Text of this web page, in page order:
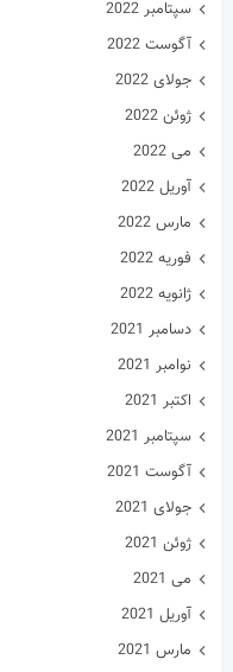
سپتامبر 2022
آگوست 2022
جولای 2022
ژوئن 2022
می 2022
آوریل 2022
مارس 2022
فوریه 2022
ژانویه 2022
دسامبر 2021
نوامبر 2021
اکتبر 2021
سپتامبر 2021
آگوست 2021
جولای 2021
ژوئن 2021
می 2021
آوریل 2021
مارس 2021